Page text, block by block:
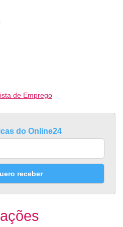
de Emprego
do Online24
receber